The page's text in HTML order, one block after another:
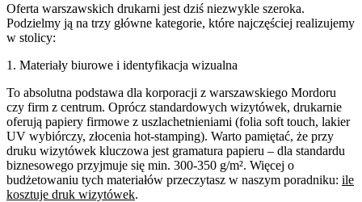
Oferta warszawskich drukarni jest dziś niezwykle szeroka.
Podzielmy ją na trzy główne kategorie, które najczęściej realizujemy
w stolicy:
1. Materiały biurowe i identyfikacja wizualna
To absolutna podstawa dla korporacji z warszawskiego Mordoru
czy firm z centrum. Oprócz standardowych wizytówek, drukarnie
oferują papiery firmowe z uszlachetnieniami (folia soft touch, lakier
UV wybiórczy, złocenia hot-stamping). Warto pamiętać, że przy
druku wizytówek kluczowa jest gramatura papieru – dla standardu
biznesowego przyjmuje się min. 300-350 g/m². Więcej o
budżetowaniu tych materiałów przeczytasz w naszym poradniku: ile
kosztuje druk wizytówek.